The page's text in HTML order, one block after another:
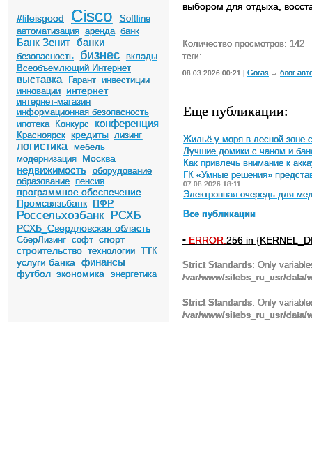
#lifeisgood Cisco
Softline
автоматизация аренда банк
Банк Зенит банки
безопасность бизнес
вклады
Всеобъемлющий Интернет
выставка Гарант инвестиции
инновации
интернет
интернет-магазин
информационная безопасность
ипотека
Конкурс конференция
Красноярск кредиты лизинг
логистика
мебель
модернизация
Москва
недвижимость оборудование
образование пенсия
программное обеспечение
Промсвязьбанк ПФР
Россельхозбанк РСХБ
РСХБ_Свердловская область
СберЛизинг софт спорт
строительство технологии ТТК
услуги банка финансы
футбол экономика энергетика
выбором для отдыха,
Количество просмотров: 142
теги:
08.03.2026 00:21 | Goras → блог
Еще публикации:
Жильё у моря в лесной зоне
Лучшие домики с чаном и
Как привлечь внимание к
ГК «Умные решения»
07.08.2026 18:11
Электронная очередь для
Все публикации
• ERROR:256 in
Strict Standards: Only
/var/www/sitebs_ru_usr/
Strict Standards: Only
/var/www/sitebs_ru_usr/